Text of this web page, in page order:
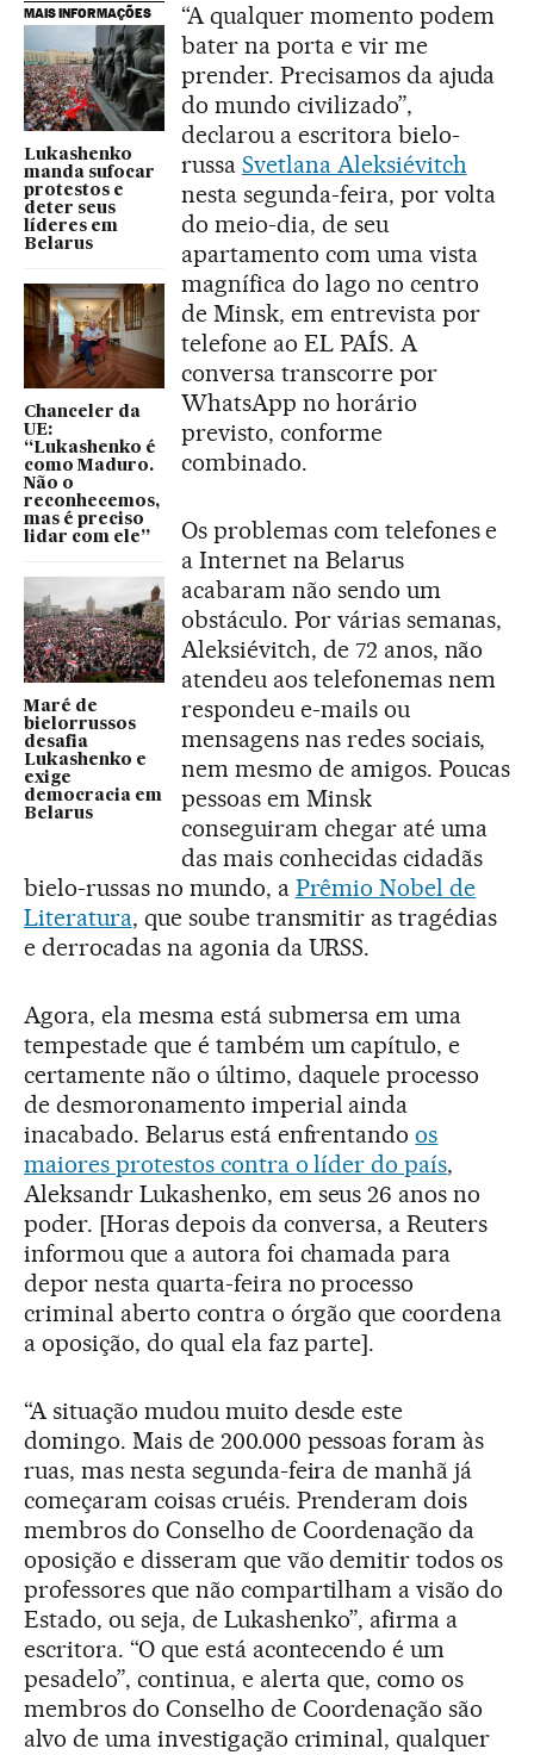
MAIS INFORMAÇÕES
Lukashenko
manda sufocar
protestos e
deter seus
líderes em
Belarus
Chanceler da
UE:
“Lukashenko é
como Maduro.
Não o
reconhecemos,
mas é preciso
lidar com ele”
Maré de
bielorrussos
desafia
Lukashenko e
exige
democracia em
Belarus
“A qualquer momento podem
bater na porta e vir me
prender. Precisamos da ajuda
do mundo civilizado”,
declarou a escritora bielo-
russa Svetlana Aleksiévitch
nesta segunda-feira, por volta
do meio-dia, de seu
apartamento com uma vista
magnífica do lago no centro
de Minsk, em entrevista por
telefone ao EL PAÍS. A
conversa transcorre por
WhatsApp no horário
previsto, conforme
combinado.
Os problemas com telefones e
a Internet na Belarus
acabaram não sendo um
obstáculo. Por várias semanas,
Aleksiévitch, de 72 anos, não
atendeu aos telefonemas nem
respondeu e-mails ou
mensagens nas redes sociais,
nem mesmo de amigos. Poucas
pessoas em Minsk
conseguiram chegar até uma
das mais conhecidas cidadãs
bielo-russas no mundo, a Prêmio Nobel de
Literatura, que soube transmitir as tragédias
e derrocadas na agonia da URSS.
Agora, ela mesma está submersa em uma
tempestade que é também um capítulo, e
certamente não o último, daquele processo
de desmoronamento imperial ainda
inacabado. Belarus está enfrentandoos
maiores protestos contra o líder do país,
Aleksandr Lukashenko, em seus 26 anos no
poder. [Horas depois da conversa, a Reuters
informou que a autora foi chamada para
depor nesta quarta-feira no processo
criminal aberto contra o órgão que coordena
a oposição, do qual ela faz parte].
“A situação mudou muito desde este
domingo. Mais de 200.000 pessoas foram às
ruas, mas nesta segunda-feira de manhã já
começaram coisas cruéis. Prenderam dois
membros do Conselho de Coordenação da
oposição e disseram que vão demitir todos os
professores que não compartilham a visão do
Estado, ou seja, de Lukashenko”, afirma a
escritora. “O que está acontecendo é um
pesadelo”, continua, e alerta que, como os
membros do Conselho de Coordenação são
alvo de uma investigação criminal, qualquer